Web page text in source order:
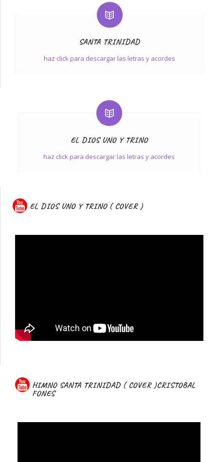
SANTA TRINIDAD
haz click para descargar las letras y acordes
EL DIOS UNO Y TRINO
haz click para descargar las letras y acordes
EL DIOS UNO Y TRINO ( COVER )
HIMNO SANTA TRINIDAD ( COVER )CRISTOBAL
FONES